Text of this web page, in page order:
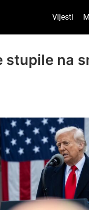
Vijesti
stupile na